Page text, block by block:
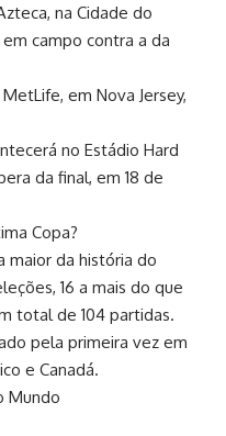
na Cidade do
campo contra a da
em Nova Jersey,
no Estádio Hard
da final, em 18 de
Copa?
maior da história do
16 a mais do que
total de 104 partidas.
pela primeira vez em
e Canadá.
Mundo